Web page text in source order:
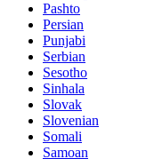
Pashto
Persian
Punjabi
Serbian
Sesotho
Sinhala
Slovak
Slovenian
Somali
Samoan